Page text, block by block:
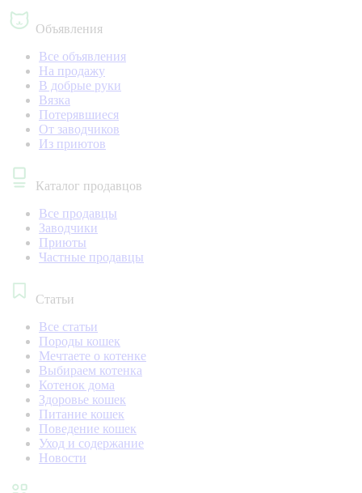
Объявления
Все объявления
На продажу
В добрые руки
Вязка
Потерявшиеся
От заводчиков
Из приютов
Каталог продавцов
Все продавцы
Заводчики
Приюты
Частные продавцы
Статьи
Все статьи
Породы кошек
Мечтаете о котенке
Выбираем котенка
Котенок дома
Здоровье кошек
Питание кошек
Поведение кошек
Уход и содержание
Новости